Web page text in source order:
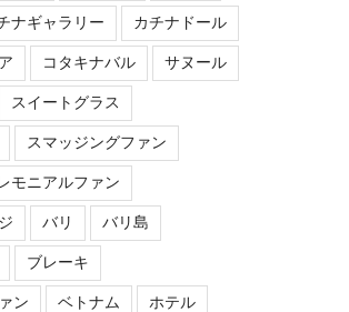
ナギャラリー カチナドール
コタキナバル サヌール
スイートグラス
スマッジングファン
モニアルファン
バリ バリ島
ブレーキ
ン ベトナム ホテル